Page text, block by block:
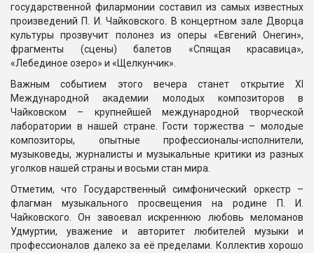
государственной филармонии составил из самых известных
произведений П. И. Чайковского. В концертном зале Дворца
культуры прозвучит полонез из оперы «Евгений Онегин»,
фрагменты (сцены) балетов «Спящая красавица»,
«Лебединое озеро» и «Щелкунчик».
Важным событием этого вечера станет открытие XI
Международной академии молодых композиторов в
Чайковском – крупнейшей международной творческой
лаборатории в нашей стране. Гости торжества – молодые
композиторы, опытные профессионалы-исполнители,
музыковеды, журналисты и музыкальные критики из разных
уголков нашей страны и восьми стан мира.
Отметим, что Государственный симфонический оркестр –
флагман музыкального просвещения на родине П. И.
Чайковского. Он завоевал искреннюю любовь меломанов
Удмуртии, уважение и авторитет любителей музыки и
профессионалов далеко за её пределами. Коллектив хорошо